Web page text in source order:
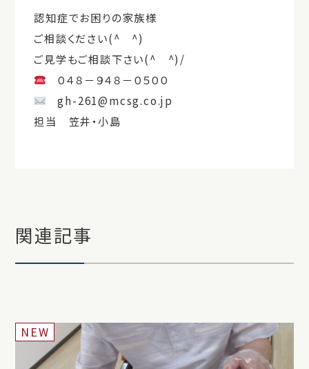
認知症でお困りの家族様
ご相談ください(^ ^)
ご見学もご相談下さい(^ ^)/
０４８－９４８－０５００
gh-261@mcsg.co.jp
担当 笠井・小島
関連記事
NEW